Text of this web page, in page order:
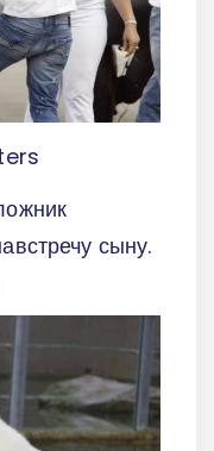
сыну.